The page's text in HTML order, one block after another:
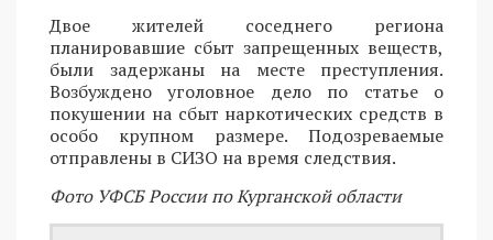
Двое жителей соседнего региона
планировавшие сбыт запрещенных веществ,
были задержаны на месте преступления.
Возбуждено уголовное дело по статье о
покушении на сбыт наркотических средств в
особо крупном размере. Подозреваемые
отправлены в СИЗО на время следствия.
Фото УФСБ России по Курганской области